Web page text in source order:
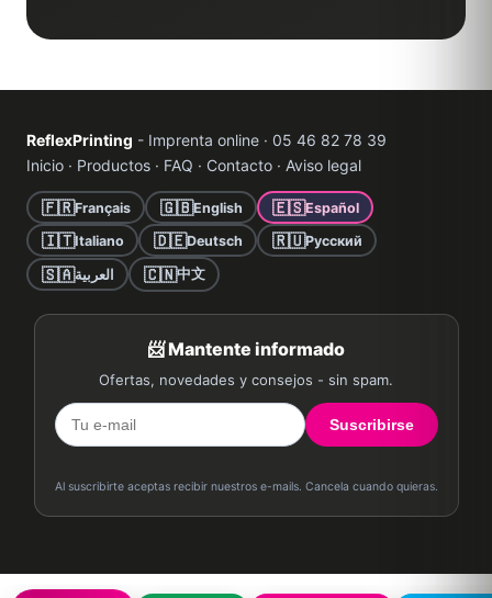
ReflexPrinting - Imprenta online · 05 46 82 78 39
Inicio · Productos · FAQ · Contacto · Aviso legal
🇫🇷Français 🇬🇧English 🇪🇸Español
🇮🇹Italiano 🇩🇪Deutsch 🇷🇺Русский
🇸🇦العربية 🇨🇳中文
📨 Mantente informado
Ofertas, novedades y consejos - sin spam.
Suscribirse
Al suscribirte aceptas recibir nuestros e-mails. Cancela cuando quieras.